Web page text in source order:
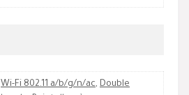
Wi-Fi 802.11 a/b/g/n/ac, Double